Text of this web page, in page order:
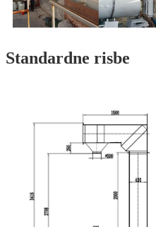
Standardne risbe